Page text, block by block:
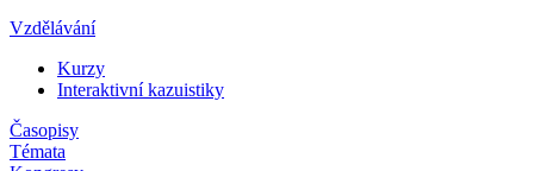
Vzdělávání
Kurzy
Interaktivní kazuistiky
Časopisy
Témata